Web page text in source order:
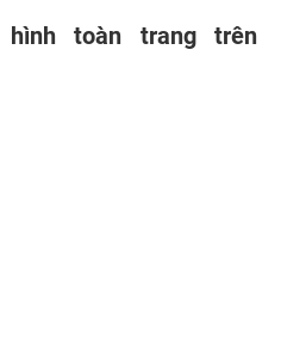
toàn trang trên